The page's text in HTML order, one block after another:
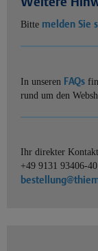
Bitte melden Sie
In unseren FAQs
rund um den
Ihr direkter
+49 9131 93406-40